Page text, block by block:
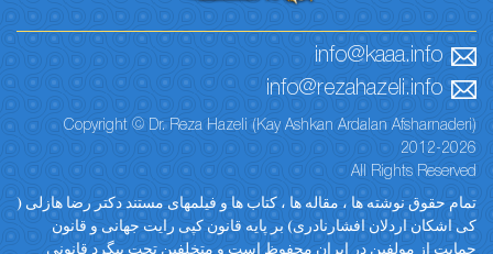
info@kaaa.info
info@rezahazeli.info
Copyright © Dr. Reza Hazeli (Kay Ashkan Ardalan
2012-
All Rights
حقوق نوشته ها ، مقاله ها ، کتاب ها و فیلمهای مستند دکتر رضا هازلی (
اردلان افشارنادری) بر پایه قانون کپی رایت جهانی و قانون
از مولفین در ایران محفوظ است و متخلفین تحت پیگرد قانونی